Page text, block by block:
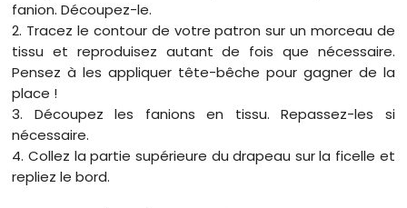
fanion. Découpez-le.
2. Tracez le contour de votre patron sur un morceau de
tissu et reproduisez autant de fois que nécessaire.
Pensez à les appliquer tête-bêche pour gagner de la
place !
3. Découpez les fanions en tissu. Repassez-les si
nécessaire.
4. Collez la partie supérieure du drapeau sur la ficelle et
repliez le bord.